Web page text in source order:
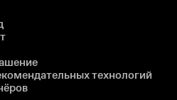
технологий